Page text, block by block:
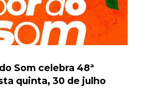
Som celebra 48ª
quinta, 30 de julho